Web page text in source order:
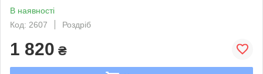
В наявності
Код: 2607
Роздріб
1 820 ₴